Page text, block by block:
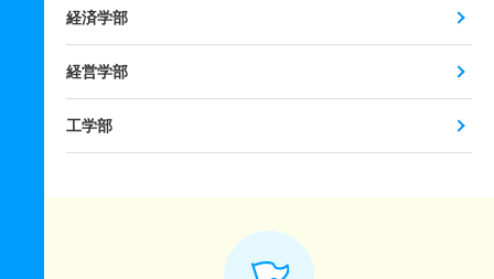
経済学部
経営学部
工学部